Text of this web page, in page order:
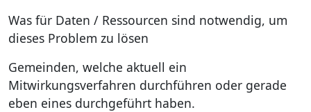
Was für Daten / Ressourcen sind notwendig, um
dieses Problem zu lösen
Gemeinden, welche aktuell ein
Mitwirkungsverfahren durchführen oder gerade
eben eines durchgeführt haben.